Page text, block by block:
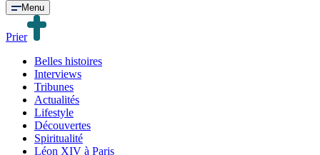
Menu
Prier
Belles histoires
Interviews
Tribunes
Actualités
Lifestyle
Découvertes
Spiritualité
Léon XIV à Paris